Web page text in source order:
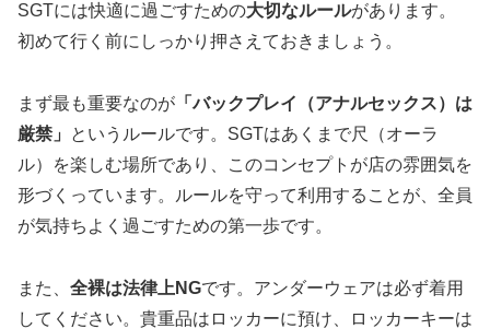
SGTには快適に過ごすための大切なルールがあります。
初めて行く前にしっかり押さえておきましょう。
まず最も重要なのが 「バックプレイ（アナルセックス）は
厳禁」
というルールです。SGTはあくまで尺（オーラ
ル）を楽しむ場所であり、このコンセプトが店の雰囲気を
形づくっています。ルールを守って利用することが、全員
が気持ちよく過ごすための第一歩です。
また、 全裸は法律上NGです。アンダーウェアは必ず着用
してください。貴重品はロッカーに預け、ロッカーキーは